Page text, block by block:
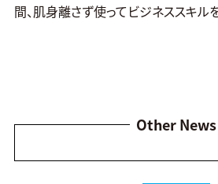
間、肌身離さず使ってビジネススキル
Other News